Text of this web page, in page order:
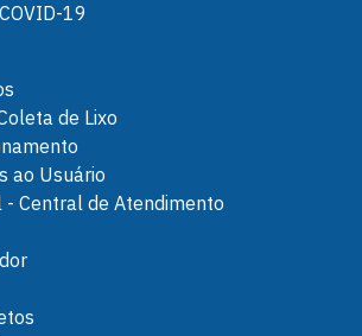
19
de Lixo
ao Usuário
- Central de Atendimento